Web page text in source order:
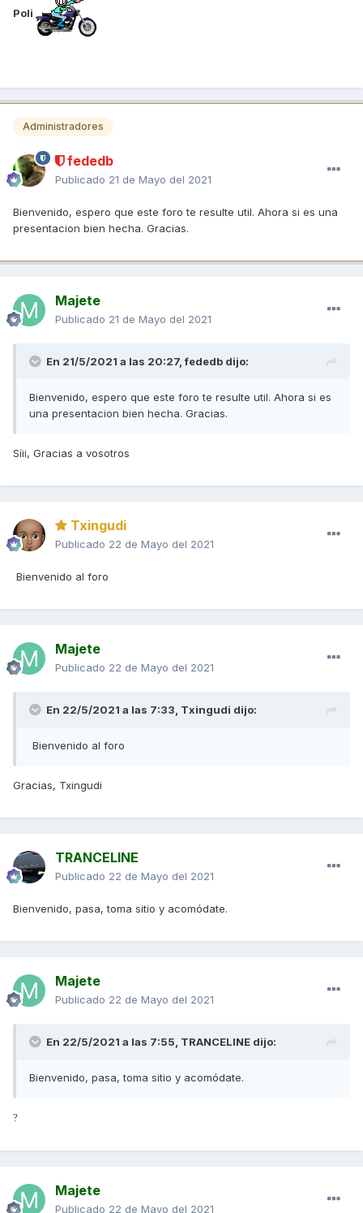
Poli
Administradores
fededb
Publicado 21 de Mayo del 2021
Bienvenido, espero que este foro te resulte util. Ahora si es una
presentacion bien hecha. Gracias.
Majete
Publicado 21 de Mayo del 2021
En 21/5/2021 a las 20:27,fededb dijo:
Bienvenido, espero que este foro te resulte util. Ahora si es
una presentacion bien hecha. Gracias.
Síii, Gracias a vosotros
Txingudi
Publicado 22 de Mayo del 2021
Bienvenido al foro
Majete
Publicado 22 de Mayo del 2021
En 22/5/2021 a las 7:33, Txingudi dijo:
Bienvenido al foro
Gracias, Txingudi
TRANCELINE
Publicado 22 de Mayo del 2021
Bienvenido, pasa, toma sitio y acomódate.
Majete
Publicado 22 de Mayo del 2021
En 22/5/2021 a las 7:55, TRANCELINE dijo:
Bienvenido, pasa, toma sitio y acomódate.
?
Majete
Publicado 22 de Mayo del 2021